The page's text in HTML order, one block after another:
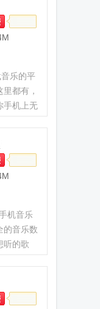
乐的平
都有，
手机上无
机音乐
的音乐数
听的歌